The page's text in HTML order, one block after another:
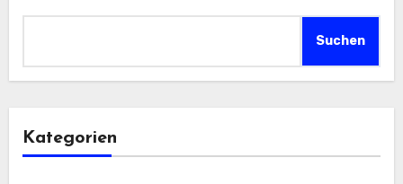
Suchen
Kategorien